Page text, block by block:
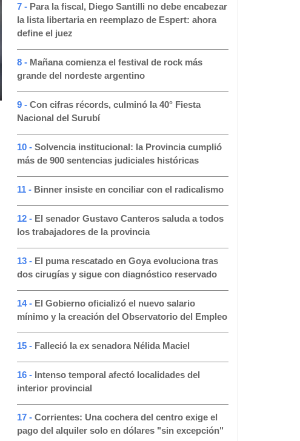
7 - Para la fiscal, Diego Santilli no debe encabezar
la lista libertaria en reemplazo de Espert: ahora
define el juez
8 - Mañana comienza el festival de rock más
grande del nordeste argentino
9 - Con cifras récords, culminó la 40° Fiesta
Nacional del Surubí
10 - Solvencia institucional: la Provincia cumplió
más de 900 sentencias judiciales históricas
11 - Binner insiste en conciliar con el radicalismo
12 - El senador Gustavo Canteros saluda a todos
los trabajadores de la provincia
13 - El puma rescatado en Goya evoluciona tras
dos cirugías y sigue con diagnóstico reservado
14 - El Gobierno oficializó el nuevo salario
mínimo y la creación del Observatorio del Empleo
15 - Falleció la ex senadora Nélida Maciel
16 - Intenso temporal afectó localidades del
interior provincial
17 - Corrientes: Una cochera del centro exige el
pago del alquiler solo en dólares "sin excepción"